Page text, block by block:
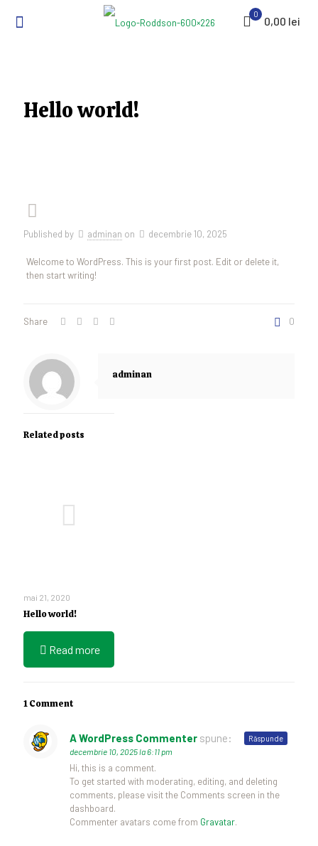
0
0,00 lei
Hello world!
Published by adminan on decembrie 10, 2025
Welcome to WordPress. This is your first post. Edit or delete it,
then start writing!
Share 0
adminan
Related posts
mai 21, 2020
Hello world!
Read more
1 Comment
A WordPress Commenter spune:
decembrie 10, 2025 la 6:11 pm
Hi, this is a comment.
To get started with moderating, editing, and deleting
comments, please visit the Comments screen in the
dashboard.
Commenter avatars come from Gravatar.
Răspunde